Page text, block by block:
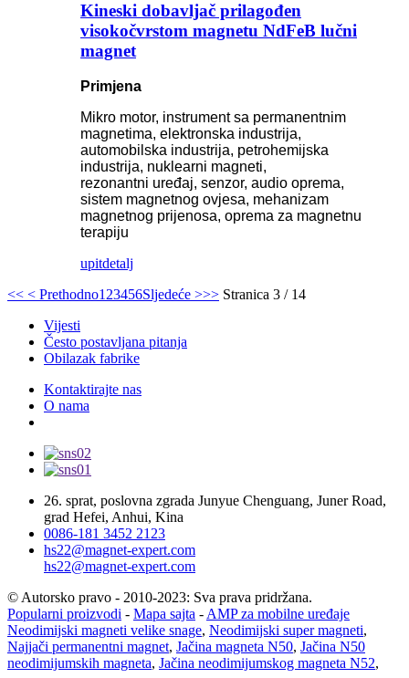
Kineski dobavljač prilagođen
visokočvrstom magnetu NdFeB lučni
magnet
Primjena
Mikro motor, instrument sa permanentnim
magnetima, elektronska industrija,
automobilska industrija, petrohemijska
industrija, nuklearni magneti,
rezonantni uređaj, senzor, audio oprema,
sistem magnetnog ovjesa, mehanizam
magnetnog prijenosa, oprema za magnetnu
terapiju
upitdetalj
<< < Prethodno1 23456Sljedeće >>> Stranica 3 / 14
Vijesti
Često postavljana pitanja
Obilazak fabrike
Kontaktirajte nas
O nama
26. sprat, poslovna zgrada Junyue Chenguang, Juner Road,
grad Hefei, Anhui, Kina
0086-181 3452 2123
hs22@magnet-expert.com
hs22@magnet-expert.com
© Autorsko pravo - 2010-2023: Sva prava pridržana.
Popularni proizvodi - Mapa sajta - AMP za mobilne uređaje
Neodimijski magneti velike snage, Neodimijski super magneti,
Najjači permanentni magnet, Jačina magneta N50, Jačina N50
neodimijumskih magneta, Jačina neodimijumskog magneta N52,